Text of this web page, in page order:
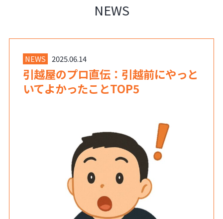
NEWS
NEWS 2025.06.14
引越屋のプロ直伝：引越前にやっと
いてよかったことTOP5